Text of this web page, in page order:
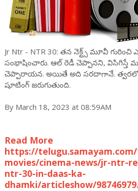
Jr Ntr - NTR 30: త‌న నెక్ట్స్ మూవీ
సంభాషించారు. ఆల్ రెడీ చెప్పాన‌ని, విసిగిస్తే
చెప్పారాయ‌న‌. అయితే అది స‌ర‌దాగానే.
షూటింగ్ జ‌రుగుతుంది.
By March 18, 2023 at 08:59AM
Read More
https://
movies/cinema-news/jr-ntr-
ntr-30-in-daas-ka-
dhamki/articleshow/